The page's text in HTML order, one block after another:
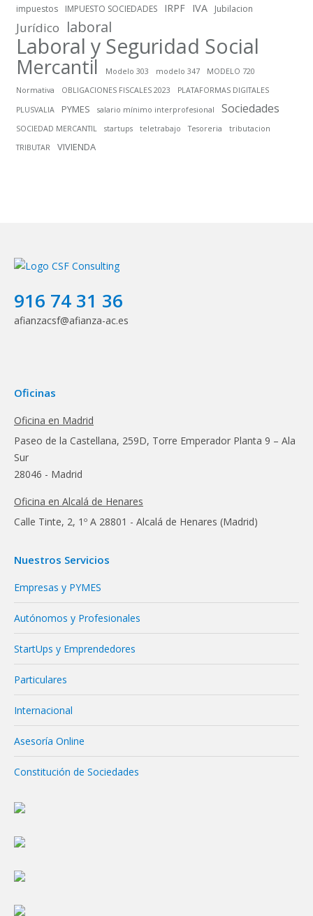
impuestos
IMPUESTO SOCIEDADES IRPF IVA Jubilacion
Jurídico laboral
Laboral y Seguridad Social
Mercantil Modelo 303 modelo 347
MODELO 720
Normativa
OBLIGACIONES FISCALES 2023
PLATAFORMAS DIGITALES
PLUSVALIA
PYMES salario mínimo interprofesional Sociedades
SOCIEDAD MERCANTIL startups teletrabajo Tesoreria
tributacion
TRIBUTAR
VIVIENDA
916 74 31 36
afianzacsf@afianza-ac.es
Oficinas
Oficina en Madrid
Paseo de la Castellana, 259D, Torre Emperador Planta 9 – Ala
Sur
28046 - Madrid
Oficina en Alcalá de Henares
Calle Tinte, 2, 1º A 28801 - Alcalá de Henares (Madrid)
Nuestros Servicios
Empresas y PYMES
Autónomos y Profesionales
StartUps y Emprendedores
Particulares
Internacional
Asesoría Online
Constitución de Sociedades